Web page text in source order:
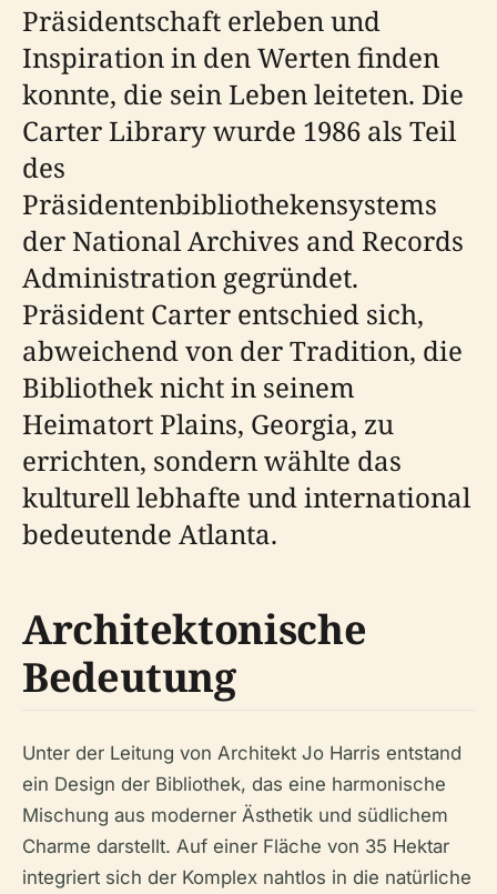
Präsidentschaft erleben und
Inspiration in den Werten finden
konnte, die sein Leben leiteten. Die
Carter Library wurde 1986 als Teil
des
Präsidentenbibliothekensystems
der National Archives and Records
Administration gegründet.
Präsident Carter entschied sich,
abweichend von der Tradition, die
Bibliothek nicht in seinem
Heimatort Plains, Georgia, zu
errichten, sondern wählte das
kulturell lebhafte und international
bedeutende Atlanta.
Architektonische
Bedeutung
Unter der Leitung von Architekt Jo Harris entstand
ein Design der Bibliothek, das eine harmonische
Mischung aus moderner Ästhetik und südlichem
Charme darstellt. Auf einer Fläche von 35 Hektar
integriert sich der Komplex nahtlos in die natürliche